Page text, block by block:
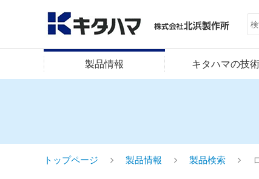
製品情報 キタハマの技術
トップページ 製品情報 製品検索